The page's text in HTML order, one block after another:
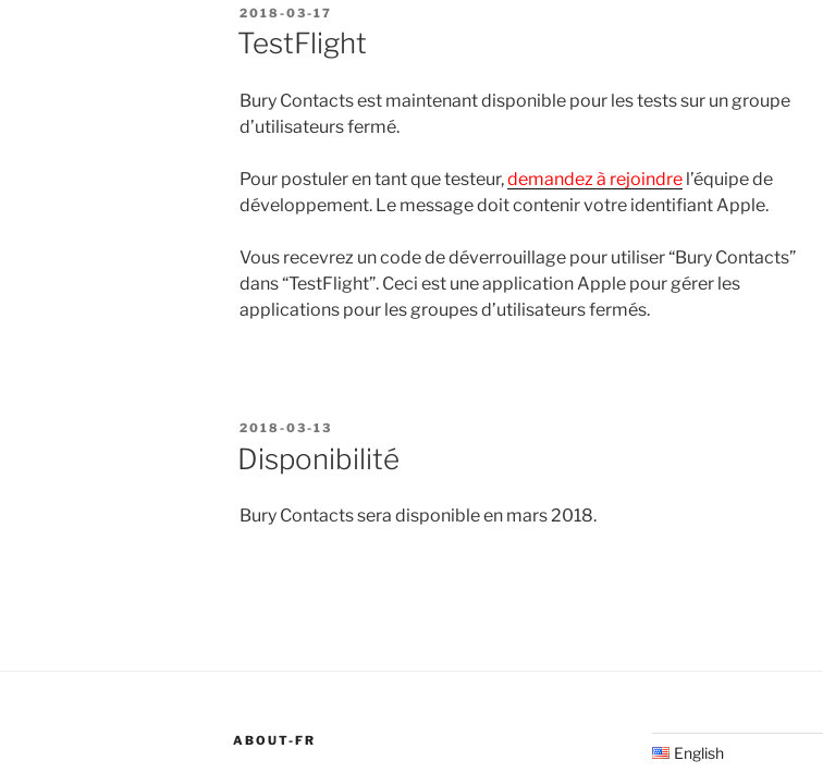
PUBLIÉ
LE
2018-03-17
TestFlight
Bury Contacts est maintenant disponible pour les tests sur un groupe
d’utilisateurs fermé.
Pour postuler en tant que testeur,demandez à rejoindre l’équipe de
développement. Le message doit contenir votre identifiant Apple.
Vous recevrez un code de déverrouillage pour utiliser “Bury Contacts”
dans “TestFlight”. Ceci est une application Apple pour gérer les
applications pour les groupes d’utilisateurs fermés.
PUBLIÉ
LE
2018-03-13
Disponibilité
Bury Contacts sera disponible en mars 2018.
ABOUT-FR
English